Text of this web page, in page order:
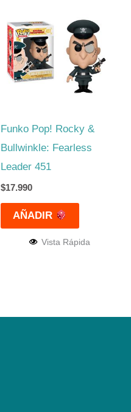
Funko Pop! Rocky &
Bullwinkle: Fearless
Leader 451
$17.990
AÑADIR
Vista Rápida